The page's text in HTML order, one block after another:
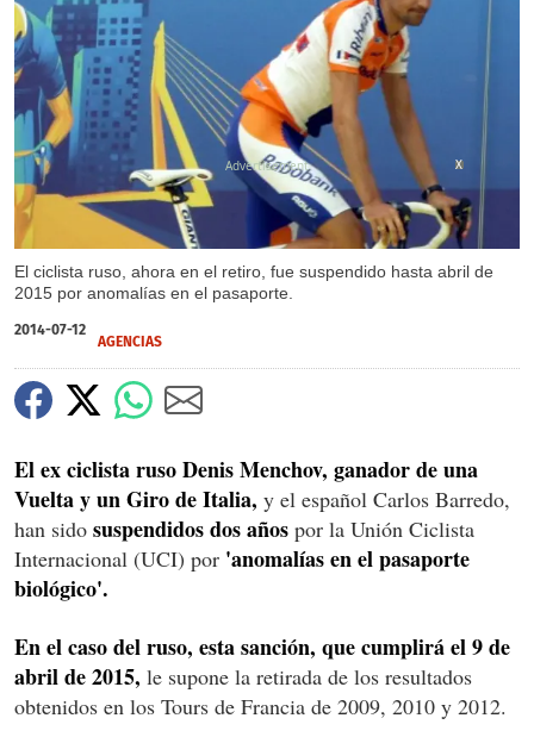
El ciclista ruso, ahora en el retiro, fue suspendido hasta abril de
2015 por anomalías en el pasaporte.
X
2014-07-12
AGENCIAS
El ex ciclista ruso Denis Menchov, ganador de una
Vuelta y un Giro de Italia, y el español Carlos Barredo,
han sido suspendidos dos años por la Unión Ciclista
Internacional (UCI) por 'anomalías en el pasaporte
biológico'.
En el caso del ruso, esta sanción, que cumplirá el 9 de
abril de 2015, le supone la retirada de los resultados
obtenidos en los Tours de Francia de 2009, 2010 y 2012.